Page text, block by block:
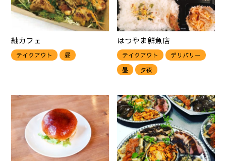
紬カフェ
テイクアウト 昼
はつやま鮮魚店
テイクアウト
デリバリー
昼
夕夜